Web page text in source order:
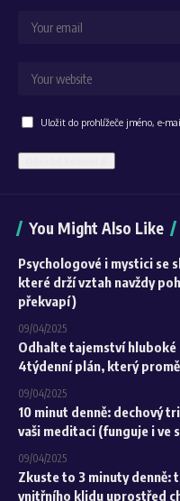
Uložit do prohlížeče jméno, e-
You Might Also Like
Psychologové i mystici se
které drží vztah navždy
překvapí)
09/04/2025
Odhalte tajemství
4týdenní plán, který
09/04/2025
10 minut denně: dechový
vaši meditaci (funguje i ve
09/04/2025
Zkuste to 3 minuty denně:
vnitřního klidu uprostřed